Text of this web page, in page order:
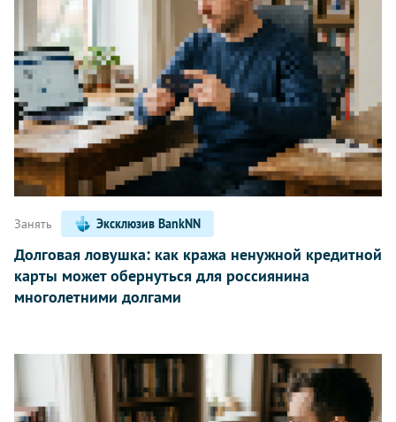
Занять Эксклюзив BankNN
Долговая ловушка: как кража ненужной кредитной
карты может обернуться для россиянина
многолетними долгами